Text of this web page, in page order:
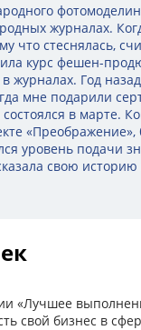
журналах.
что стеснялась,
курс фешен-
Год
мне подарили
в марте.
уровень подачи
свою
«Лучшее
свой бизнес в